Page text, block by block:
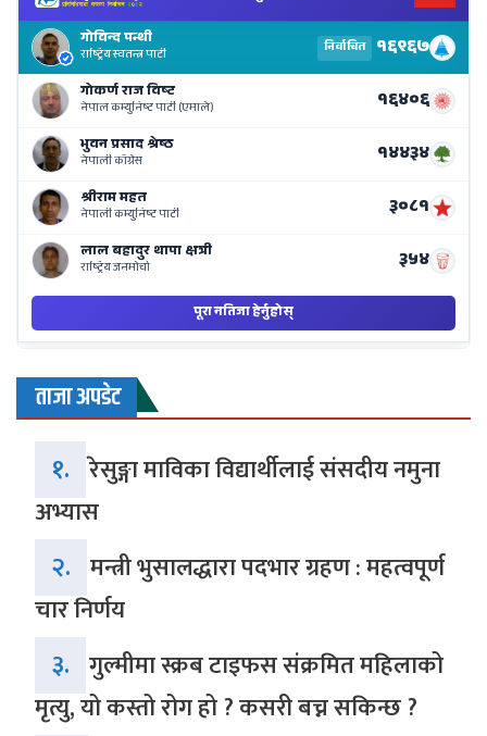
ताजा अपडेट
१. रेसुङ्गा माविका विद्यार्थीलाई संसदीय नमुना
अभ्यास
२. मन्त्री भुसालद्धारा पदभार ग्रहण : महत्वपूर्ण
चार निर्णय
३. गुल्मीमा स्क्रब टाइफस संक्रमित महिलाको
मृत्यु, यो कस्तो रोग हो ? कसरी बच्न सकिन्छ ?